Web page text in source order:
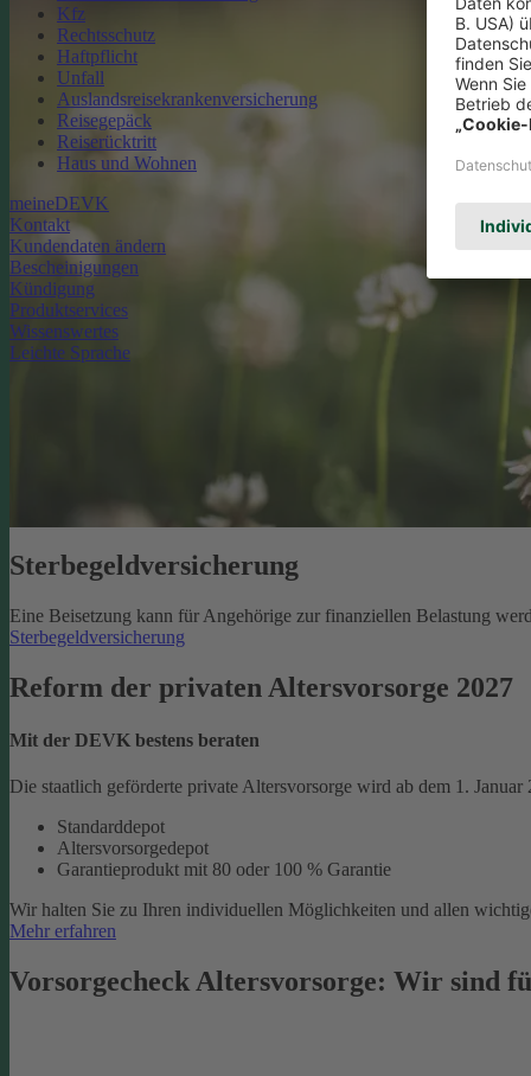
Kfz
Rechtsschutz
Haftpflicht
Unfall
Auslandsreisekrankenversicherung
Reisegepäck
Reiserücktritt
Haus und Wohnen
meineDEVK
Kontakt
Kundendaten ändern
Bescheinigungen
Kündigung
Produktservices
Wissenswertes
Leichte Sprache
Sterbegeld­versicherung
Eine Beisetzung kann für Angehörige zur finanziellen Belastung
Sterbegeldversicherung
Reform der privaten Altersvorsorge 2027
Mit der DEVK bestens beraten
Die staatlich geförderte private Altersvorsorge wird ab dem 1.
Standarddepot
Altersvorsorgedepot
Garantieprodukt mit 80 oder 100 % Garantie
Wir halten Sie zu Ihren individuellen Möglichkeiten und allen
Mehr erfahren
Vorsorgecheck Altersvorsorge:­ Wir sind